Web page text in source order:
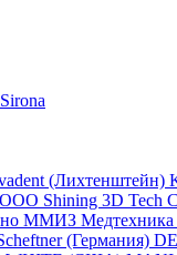
(Лихтенштейн)
Shining 3D Tech
ММИЗ Медтехника
(Германия)